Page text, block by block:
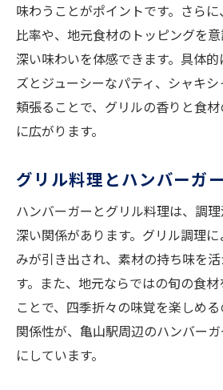
味わうことがポイントです。さら
比率や、地元食材のトッピングを
深い味わいを体感できます。具体
ズとジューシーなパティ、シャキ
頬張ることで、グリルの香りと食
に広がります。
グリル料理とハンバーガ
ハンバーガーとグリル料理は、調
深い関係があります。グリル調理
みが引き出され、素材の持ち味を
す。また、地元ならではの旬の食
ことで、四季折々の味覚を楽しめ
関係性が、亀山駅周辺のハンバー
にしています。